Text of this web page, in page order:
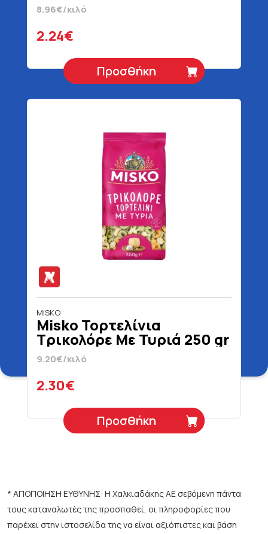
8.96€/κιλό
2.24€
Προσθήκη
MISKO
Misko Τορτελίνια
Τρικολόρε Με Τυριά 250 gr
9.20€/κιλό
2.30€
Προσθήκη
* ΑΠΟΠΟΙΗΣΗ ΕΥΘΥΝΗΣ: Η Χαλκιαδάκης ΑΕ σεβόμενη πάντα
τους καταναλωτές της προσπαθεί, οι πληροφορίες που
παρέχει στην ιστοσελίδα της να είναι αξιόπιστες και βάση